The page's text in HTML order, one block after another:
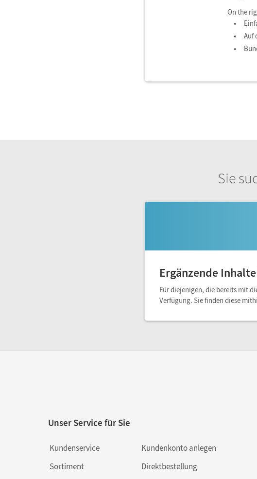
On the
Auf
Sie
Ergänzende
Für diejenigen, die bereits mit
Verfügung. Sie finden diese
Unser Service für Sie
Kundenservice
Sortiment
Kundenkonto anlegen
Direktbestellung